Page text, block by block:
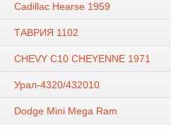
Cadillac Hearse 1959
ТАВРИЯ 1102
CHEVY C10 CHEYENNE 1971
Урал-4320/432010
Dodge Mini Mega Ram